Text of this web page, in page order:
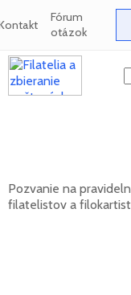
Fórum
otázok
Pozvanie na
filatelistov a